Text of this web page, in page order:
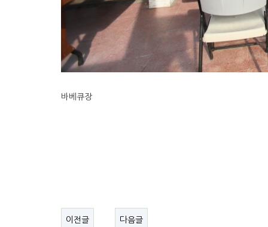
바베큐장
이전글 다음글